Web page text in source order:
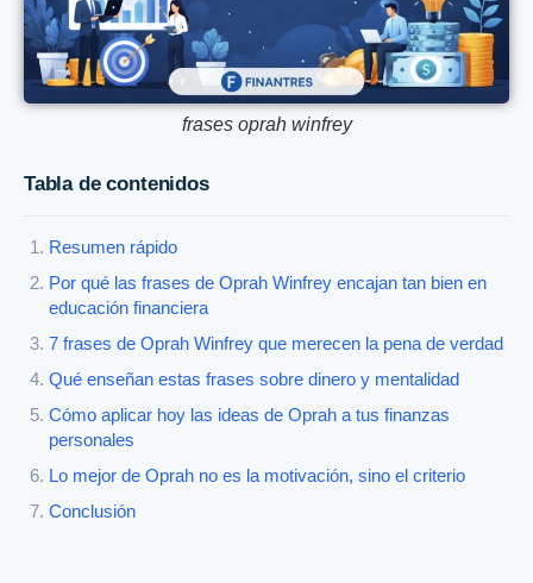
frases oprah winfrey
Tabla de contenidos
Resumen rápido
Por qué las frases de Oprah Winfrey encajan tan bien en
educación financiera
7 frases de Oprah Winfrey que merecen la pena de verdad
Qué enseñan estas frases sobre dinero y mentalidad
Cómo aplicar hoy las ideas de Oprah a tus finanzas
personales
Lo mejor de Oprah no es la motivación, sino el criterio
Conclusión